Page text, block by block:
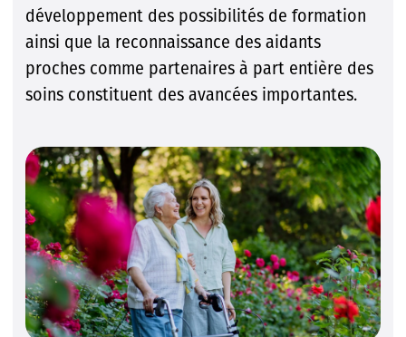
développement des possibilités de formation
ainsi que la reconnaissance des aidants
proches comme partenaires à part entière des
soins constituent des avancées importantes.